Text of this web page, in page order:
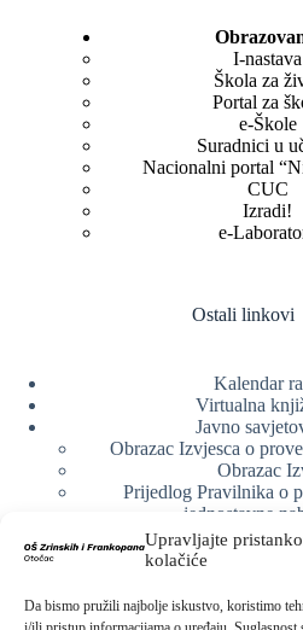
Upravljajte
kolačiće
Da bismo pružili najbolje iskustvo, koristimo
I-nastava
Škola za
Portal za
e-Škole
Suradnici u
Nacionalni portal
CUC
Izradi!
e-
Ostali linkovi
Kalendar
Virtualna
Javno
Obrazac Izvjesca o
Obrazac
Prijedlog Pravilnika o
jednostavne
Obrazlozenje uz
postupka
Web
Politika o zaštiti